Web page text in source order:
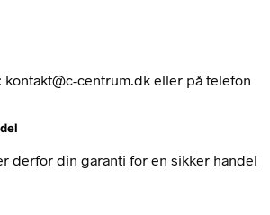
kontakt@c-centrum.dk eller på telefon
derfor din garanti for en sikker handel